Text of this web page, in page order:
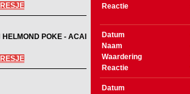
HELMOND POKE - ACAI
Reactie
Datum
Naam
Waardering
Reactie
Datum